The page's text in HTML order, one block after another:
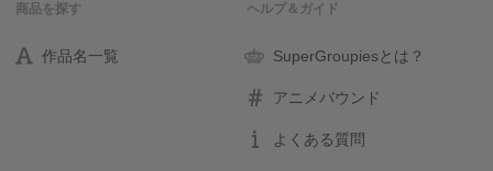
商品を探す
作品名一覧
ヘルプ＆ガイド
SuperGroupiesとは？
アニメバウンド
よくある質問